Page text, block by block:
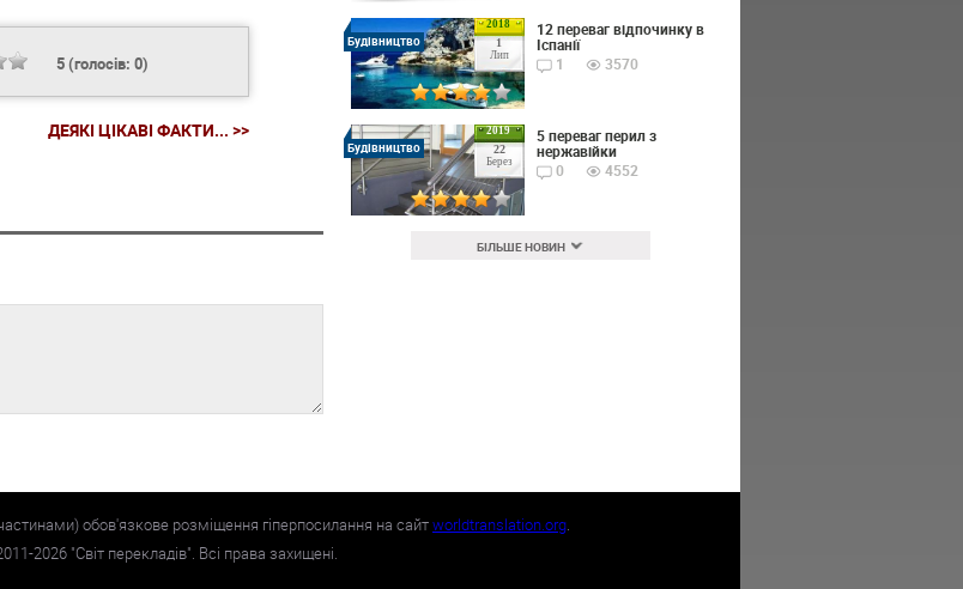
5(голосів: 0)
ДЕЯКІ ЦІКАВІ ФАКТИ... >>
2018
1
Лип
Будівництво
12 переваг відпочинку в
Іспанії
1
3570
2019
22
Берез
Будівництво
5 переваг перил з
нержавійки
0
4552
БІЛЬШЕ НОВИН
обов'язкове розміщення гіперпосилання на сайтworldtranslation.org.
2026"Світ перекладів". Всі права захищені.